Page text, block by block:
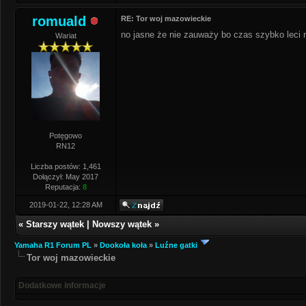
romuald
Wariat
Potęgowo
RN12
Liczba postów: 1,461
Dołączył: May 2017
Reputacja: 8
RE: Tor woj mazowieckie
no jasne że nie zauważy bo czas szybko
2019-01-22, 12:28 AM
« Starszy wątek Nowszy wątek »
Yamaha R1 Forum PL » Dookoła koła » Luźne gatki
Tor woj mazowieckie
Dodatkowe informacje